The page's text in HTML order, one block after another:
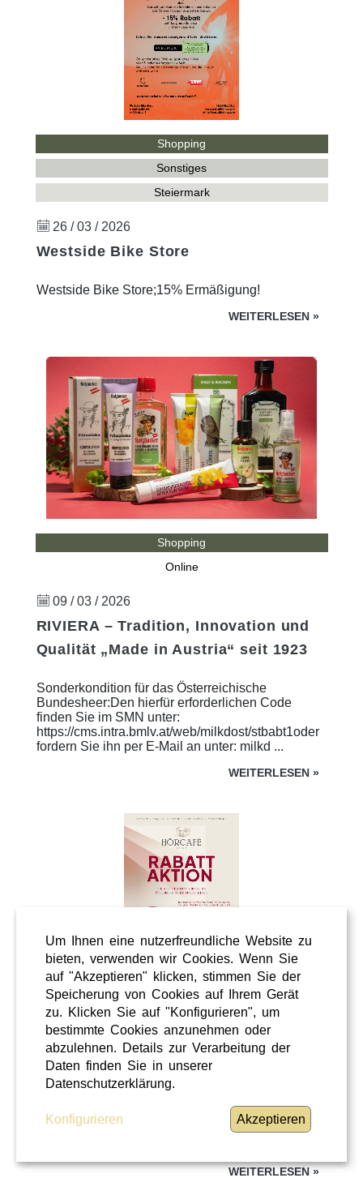
Shopping
Sonstiges
Steiermark
26 / 03 / 2026
Westside Bike Store
Westside Bike Store;15% Ermäßigung!
WEITERLESEN »
Shopping
Online
09 / 03 / 2026
RIVIERA – Tradition, Innovation und
Qualität „Made in Austria“ seit 1923
Sonderkondition für das Österreichische
Bundesheer:Den hierfür erforderlichen Code
finden Sie im SMN unter:
https://cms.intra.bmlv.at/web/milkdost/stbabt1oder
fordern Sie ihn per E-Mail an unter: milkd ...
WEITERLESEN »
Wellness
Shopping
Steiermark
28 / 02 / 2026
WEITERLESEN»
Um Ihnen eine nutzerfreundliche Website zu
bieten, verwenden wir Cookies. Wenn Sie
auf "Akzeptieren" klicken, stimmen Sie der
Speicherung von Cookies auf Ihrem Gerät
zu. Klicken Sie auf "Konfigurieren", um
bestimmte Cookies anzunehmen oder
abzulehnen. Details zur Verarbeitung der
Daten finden Sie in unserer
Datenschutzerklärung.
Konfigurieren Akzeptieren